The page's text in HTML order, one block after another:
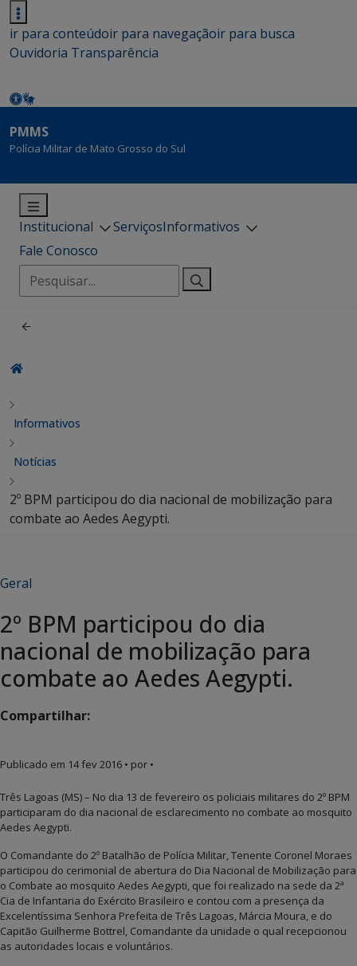
ir para conteúdoir para navegaçãoir para busca
Ouvidoria Transparência
PMMS
Polícia Militar de Mato Grosso do Sul
Institucional ServiçosInformativos
Fale Conosco
Pesquisar
por:
Informativos
Notícias
2º BPM participou do dia nacional de mobilização para
combate ao Aedes Aegypti.
Geral
2º BPM participou do dia
nacional de mobilização para
combate ao Aedes Aegypti.
Compartilhar:
Publicado em 14 fev 2016 • por •
Três Lagoas (MS) – No dia 13 de fevereiro os policiais militares do 2º BPM
participaram do dia nacional de esclarecimento no combate ao mosquito
Aedes Aegypti.
O Comandante do 2º Batalhão de Polícia Militar, Tenente Coronel Moraes
participou do cerimonial de abertura do Dia Nacional de Mobilização para
o Combate ao mosquito Aedes Aegypti, que foi realizado na sede da 2ª
Cia de Infantaria do Exército Brasileiro e contou com a presença da
Excelentíssima Senhora Prefeita de Três Lagoas, Márcia Moura, e do
Capitão Guilherme Bottrel, Comandante da unidade o qual recepcionou
as autoridades locais e voluntários.